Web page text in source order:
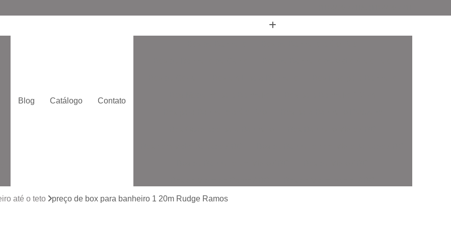
Blog Catálogo Contato
Box de Vidro Sanfonado ABC
até o teto preço de box para banheiro 1 20m Rudge Ramos